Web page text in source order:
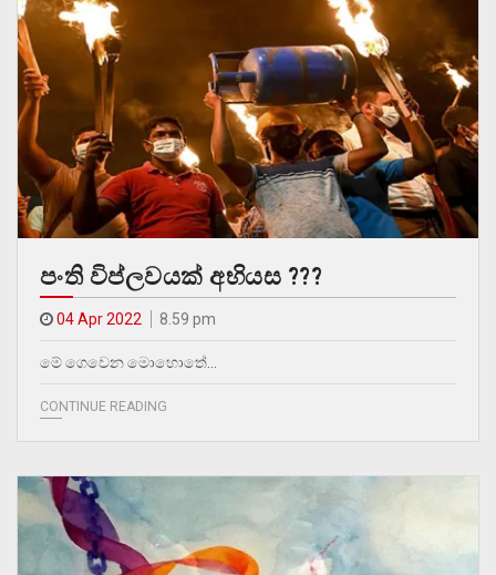
පංති විප්ලවයක් අභියස ???
04 Apr 2022 8.59 pm
මේ ගෙවෙන මොහොතේ…
CONTINUE READING